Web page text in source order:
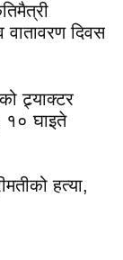
वातावरण दिवस
ट्र्याक्टर
१० घाइते
हत्या,